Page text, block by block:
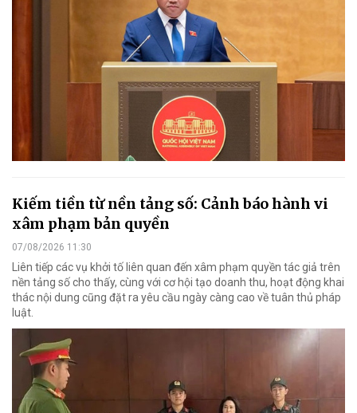
Kiếm tiền từ nền tảng số: Cảnh báo hành vi
xâm phạm bản quyền
07/08/2026 11:30
Liên tiếp các vụ khởi tố liên quan đến xâm phạm quyền tác giả trên
nền tảng số cho thấy, cùng với cơ hội tạo doanh thu, hoạt động khai
thác nội dung cũng đặt ra yêu cầu ngày càng cao về tuân thủ pháp
luật.